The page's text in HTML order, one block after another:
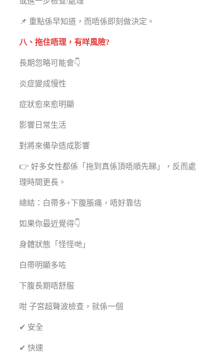
📌 重點係早知道，而唔係即刻做決定。
八、拖住唔理，有咩風險?
長期忽略可能會👇
炎症變成慢性
症狀愈來愈明顯
影響日常生活
對將來備孕造成影響
👉 好多女性都係「拖到真係頂唔順先睇」，反而處
理時間更長。
總結：白帶多+下腹脹痛，唔好靠估
如果你最近覺得👇
身體狀態「怪怪哋」
白帶明顯多咗
下腹長期唔舒服
咁 子宮超聲波檢查，就係一個
✔ 安全
✔ 快速